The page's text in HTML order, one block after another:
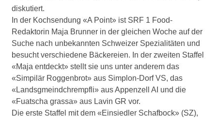
diskutiert.
In der Kochsendung «A Point» ist SRF 1 Food-
Redaktorin Maja Brunner in der gleichen Woche auf der
Suche nach unbekannten Schweizer Spezialitäten und
besucht verschiedene Bäckereien. In der zweiten Staffel
«Maja entdeckt» stellt sie uns unter anderem das
«Simpilär Roggenbrot» aus Simplon-Dorf VS, das
«Landsgmeindchrempfli» aus Appenzell AI und die
«Fuatscha grassa» aus Lavin GR vor.
Die erste Staffel mit dem «Einsiedler Schafbock» (SZ),